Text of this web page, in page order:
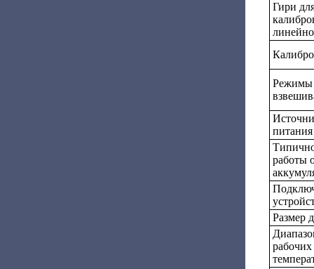
Гири
Режимы
питания
работы
Размер
рабочих